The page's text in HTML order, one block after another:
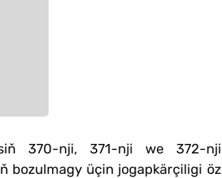
370-nji, 371-nji we 372-nji
bozulmagy üçin jogapkärçiligi öz